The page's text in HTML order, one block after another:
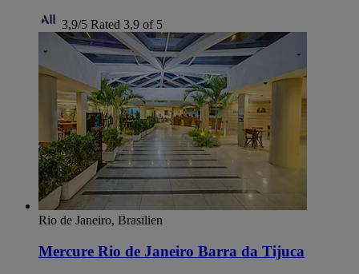
3,9/5 Rated 3,9 of 5
Rio de Janeiro, Brasilien
Mercure Rio de Janeiro Barra da Tijuca